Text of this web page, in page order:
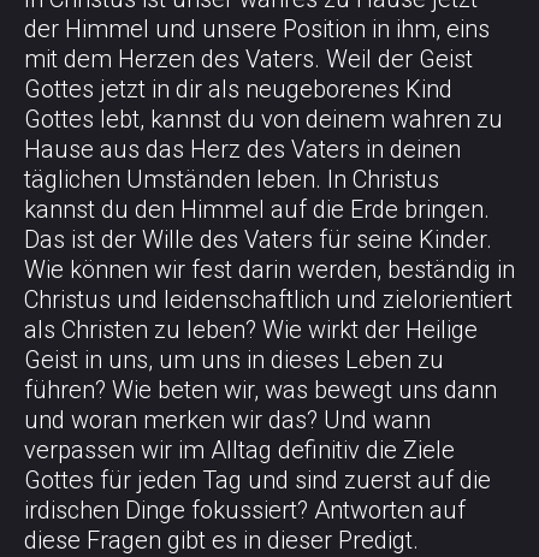
der Himmel und unsere Position in ihm, eins
mit dem Herzen des Vaters. Weil der Geist
Gottes jetzt in dir als neugeborenes Kind
Gottes lebt, kannst du von deinem wahren zu
Hause aus das Herz des Vaters in deinen
täglichen Umständen leben. In Christus
kannst du den Himmel auf die Erde bringen.
Das ist der Wille des Vaters für seine Kinder.
Wie können wir fest darin werden, beständig in
Christus und leidenschaftlich und zielorientiert
als Christen zu leben? Wie wirkt der Heilige
Geist in uns, um uns in dieses Leben zu
führen? Wie beten wir, was bewegt uns dann
und woran merken wir das? Und wann
verpassen wir im Alltag definitiv die Ziele
Gottes für jeden Tag und sind zuerst auf die
irdischen Dinge fokussiert? Antworten auf
diese Fragen gibt es in dieser Predigt.